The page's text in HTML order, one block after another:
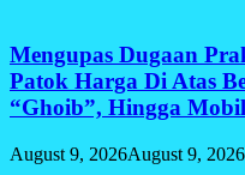
Mengupas Dugaan
Patok Harga Di Atas
“Ghoib”, Hingga
August 9, 2026August 9, 2026